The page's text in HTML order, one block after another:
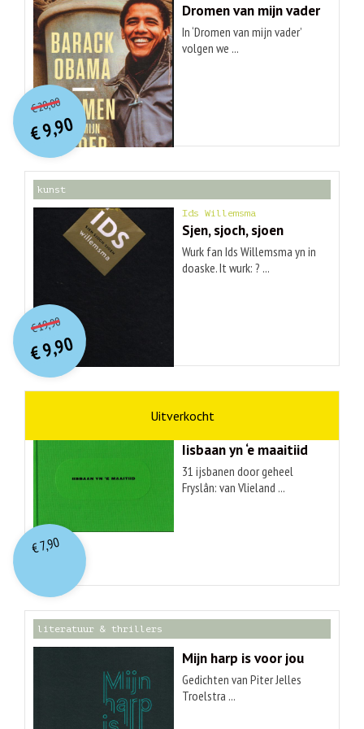
Dromen van mijn vader
In ‘Dromen van mijn vader’
volgen we ...
€20,00O
orspr
onkelijke
prijs
was:
€ 20,00.
€9,90
Huidige
prijs
is:
€ 9,90.
kunst
Ids Willemsma
Sjen, sjoch, sjoen
Wurk fan Ids Willemsma yn in
doaske. It wurk: ? ...
€19,90O
orspr
onkelijke
prijs
was:
€ 19,90.
€9,90
Huidige
prijs
is:
€ 9,90.
Iisbaan yn ‘e maaitiid
31 ijsbanen door geheel
Fryslân: van Vlieland ...
€7,90
literatuur & thrillers
Mijn harp is voor jou
Gedichten van Piter Jelles
Troelstra ...